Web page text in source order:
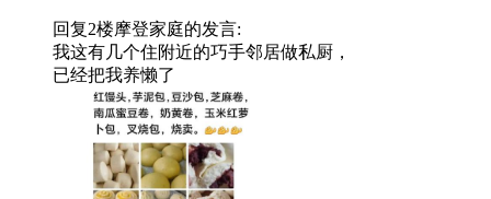
回复2楼摩登家庭的发言:
我这有几个住附近的巧手邻居做私厨，
已经把我养懒了